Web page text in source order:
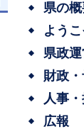
県の
よう
県政
財政
人事・
広報